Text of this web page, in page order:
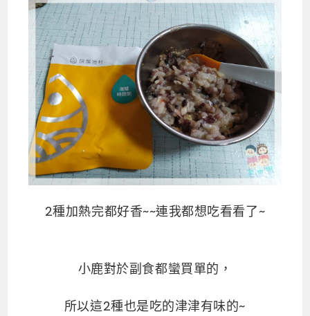
2種加熱完都好香~~連我都想吃看看了~
小鹿對於副食都蠻買單的，
所以這2種也是吃的津津有味的~